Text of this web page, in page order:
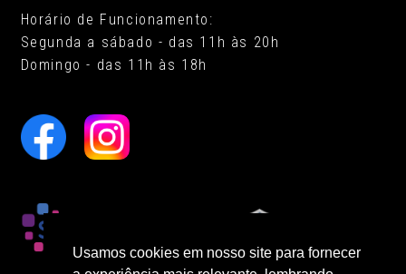
Horário de Funcionamento:
Segunda a sábado - das 11h às 20h
Domingo - das 11h às 18h
Usamos cookies em nosso site para fornecer